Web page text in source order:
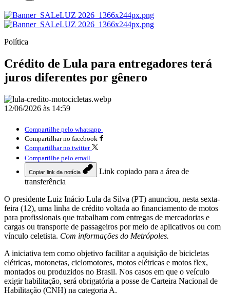
Política
Crédito de Lula para entregadores terá
juros diferentes por gênero
12/06/2026 às 14:59
Compartilhe pelo whatsapp
Compartilhar no facebook
Compartilhar no twitter
Compartilhe pelo email
Copiar link da notícia
Link copiado para a área de
transferência
O presidente Luiz Inácio Lula da Silva (PT) anunciou, nesta sexta-
feira (12), uma linha de crédito voltada ao financiamento de motos
para profissionais que trabalham com entregas de mercadorias e
cargas ou transporte de passageiros por meio de aplicativos ou com
vínculo celetista. Com informações do Metrópoles.
A iniciativa tem como objetivo facilitar a aquisição de bicicletas
elétricas, motonetas, ciclomotores, motos elétricas e motos flex,
montados ou produzidos no Brasil. Nos casos em que o veículo
exigir habilitação, será obrigatória a posse de Carteira Nacional de
Habilitação (CNH) na categoria A.